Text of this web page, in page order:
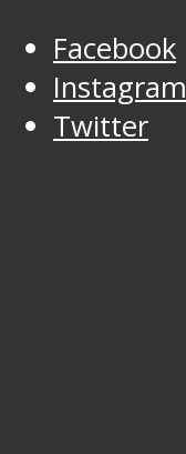
Facebook
Instagram
Twitter